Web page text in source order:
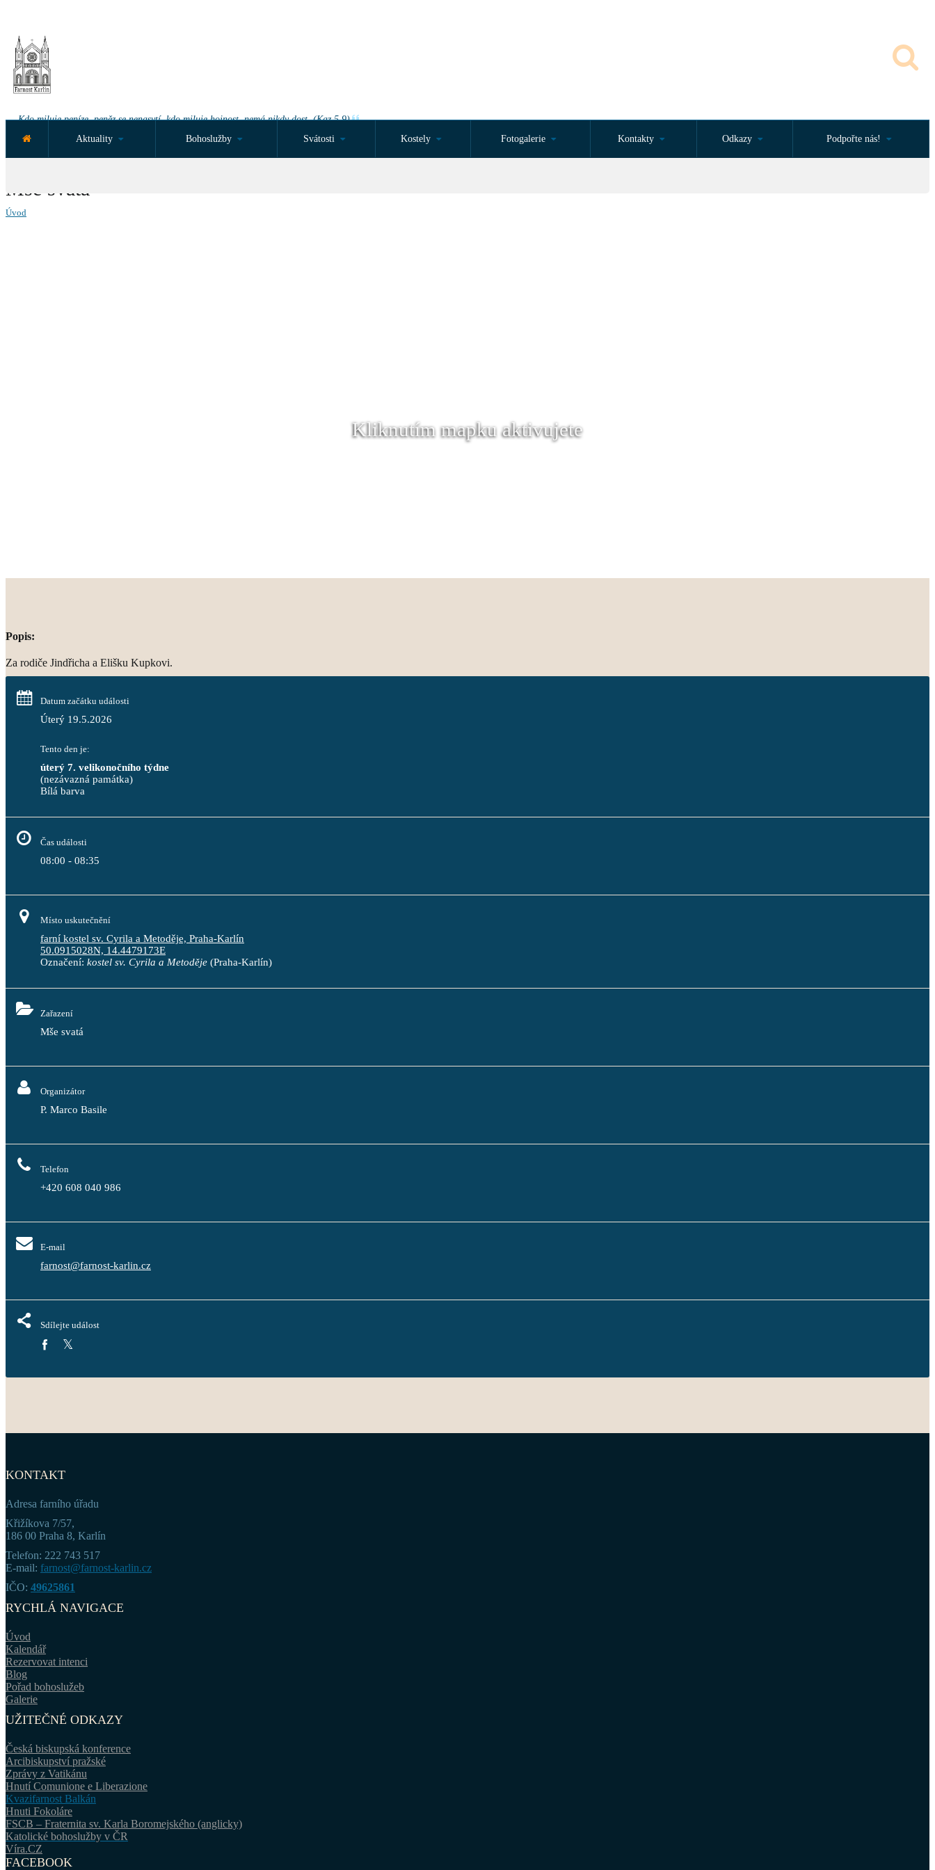
Kdo miluje peníze, peněz se nenasytí, kdo miluje hojnost, nemá nikdy dost. (Kaz 5,9)
NEJBLIŽŠÍ UDÁLOST ZA:
Aktuality Bohoslužby Svátosti Kostely Fotogalerie Kontakty Odkazy Podpořte nás!
Mše svatá
Úvod
Kliknutím mapku aktivujete
Popis:
Za rodiče Jindřicha a Elišku Kupkovi.
Datum začátku události
Úterý 19.5.2026
Tento den je:
úterý 7. velikonočního týdne
(nezávazná památka)
Bílá barva
Čas události
08:00 - 08:35
Místo uskutečnění
farní kostel sv. Cyrila a Metoděje, Praha-Karlín
50.0915028N, 14.4479173E
Označení: kostel sv. Cyrila a Metoděje (Praha-Karlín)
Zařazení
Mše svatá
Organizátor
P. Marco Basile
Telefon
+420 608 040 986
E-mail
farnost@farnost-karlin.cz
Sdílejte událost
KONTAKT
Adresa farního úřadu
Křižíkova 7/57,
186 00 Praha 8, Karlín
Telefon: 222 743 517
E-mail: farnost@farnost-karlin.cz
IČO: 49625861
RYCHLÁ NAVIGACE
Úvod
Kalendář
Rezervovat intenci
Blog
Pořad bohoslužeb
Galerie
UŽITEČNÉ ODKAZY
Česká biskupská konference
Arcibiskupství pražské
Zprávy z Vatikánu
Hnutí Comunione e Liberazione
Kvazifarnost Balkán
Hnuti Fokoláre
FSCB – Fraternita sv. Karla Boromejského (anglicky)
Katolické bohoslužby v ČR
Víra.CZ
FACEBOOK